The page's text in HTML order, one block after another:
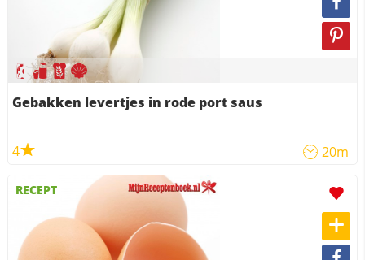
Gebakken levertjes in rode port saus
4 20m
RECEPT